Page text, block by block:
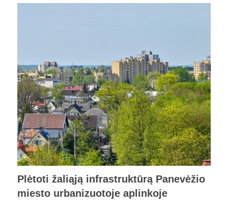
Plėtoti žaliąją infrastruktūrą Panevėžio
miesto urbanizuotoje aplinkoje